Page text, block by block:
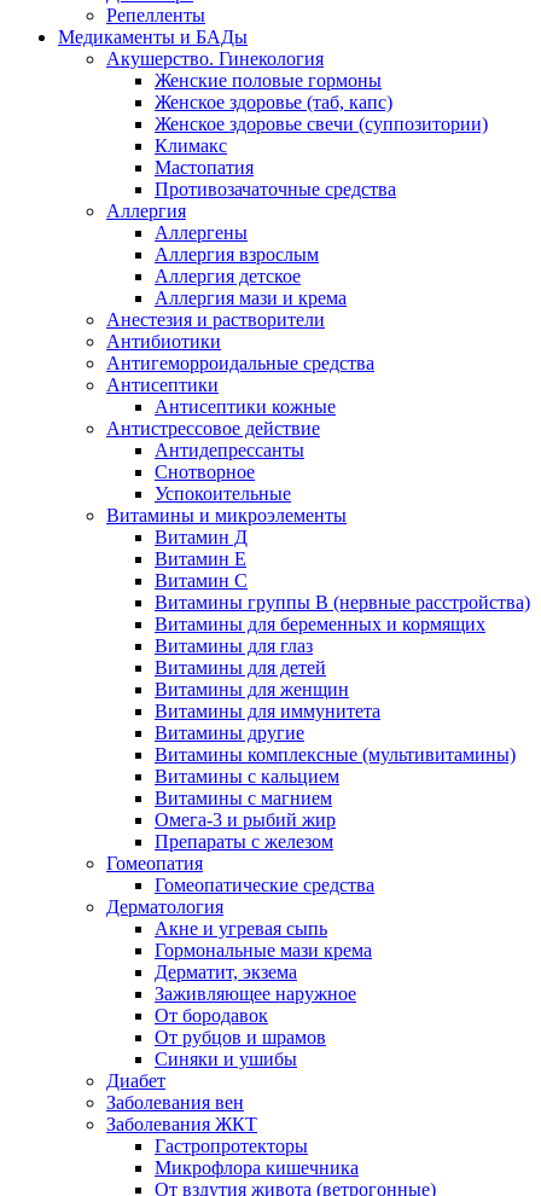
Репелленты
Медикаменты и БАДы
Акушерство. Гинекология
Женские половые гормоны
Женское здоровье (таб, капс)
Женское здоровье свечи (суппозитории)
Климакс
Мастопатия
Противозачаточные средства
Аллергия
Аллергены
Аллергия взрослым
Аллергия детское
Аллергия мази и крема
Анестезия и растворители
Антибиотики
Антигеморроидальные средства
Антисептики
Антисептики кожные
Антистрессовое действие
Антидепрессанты
Снотворное
Успокоительные
Витамины и микроэлементы
Витамин Д
Витамин Е
Витамин С
Витамины группы В (нервные расстройства)
Витамины для беременных и кормящих
Витамины для глаз
Витамины для детей
Витамины для женщин
Витамины для иммунитета
Витамины другие
Витамины комплексные (мультивитамины)
Витамины с кальцием
Витамины с магнием
Омега-3 и рыбий жир
Препараты с железом
Гомеопатия
Гомеопатические средства
Дерматология
Акне и угревая сыпь
Гормональные мази крема
Дерматит, экзема
Заживляющее наружное
От бородавок
От рубцов и шрамов
Синяки и ушибы
Диабет
Заболевания вен
Заболевания ЖКТ
Гастропротекторы
Микрофлора кишечника
От вздутия живота (ветрогонные)